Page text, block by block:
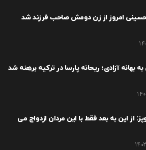
امروز از زن دومش صاحب فرزند شد
بهانه آزادی؛ ریحانه پارسا در ترکیه برهنه شد
از این به بعد فقط با این مردان ازدواج می